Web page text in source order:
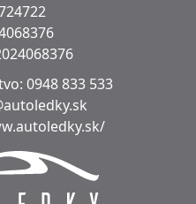
0948 833 533